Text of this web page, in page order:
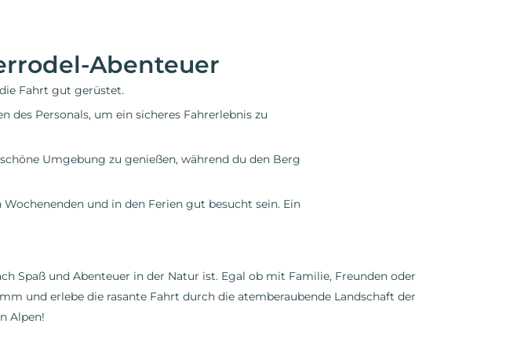
Abenteuer
Fahrt gut gerüstet.
des Personals, um ein sicheres Fahrerlebnis zu
Umgebung zu genießen, während du den Berg
und in den Ferien gut besucht sein. Ein
Spaß und Abenteuer in der Natur ist. Egal ob mit Familie, Freunden oder
und erlebe die rasante Fahrt durch die atemberaubende Landschaft der
Alpen!